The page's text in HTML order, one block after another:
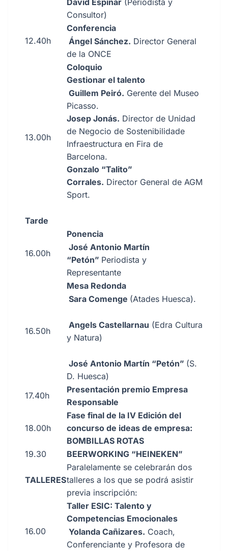
David Espinar (Periodista y
Consultor)
12.40h
Conferencia
Ángel Sánchez. Director General
de la ONCE
13.00h
Coloquio
Gestionar el talento
Guillem Peiró. Gerente del Museo
Picasso.
Josep Jonás. Director de Unidad
de Negocio de Sostenibilidade
Infraestructura en Fira de
Barcelona.
Gonzalo “Talito”
Corrales. Director General de AGM
Sport.
Tarde
16.00h
Ponencia
José Antonio Martín
“Petón” Periodista y
Representante
16.50h
Mesa Redonda
Sara Comenge (Atades Huesca).
Angels Castellarnau (Edra Cultura
y Natura)
José Antonio Martín “Petón” (S.
D. Huesca)
17.40h
Presentación premio Empresa
Responsable
18.00h
Fase final de la IV Edición del
concurso de ideas de empresa:
BOMBILLAS ROTAS
19.30
BEERWORKING “HEINEKEN”
TALLERES
Paralelamente se celebrarán dos
talleres a los que se podrá asistir
previa inscripción:
16.00
Taller ESIC: Talento y
Competencias Emocionales
Yolanda Cañizares. Coach,
Conferenciante y Profesora de